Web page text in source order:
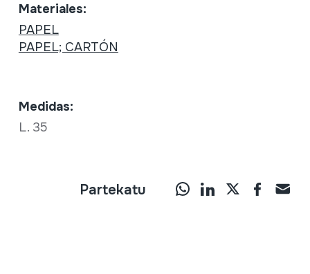
Materiales:
PAPEL
PAPEL; CARTÓN
Medidas:
L. 35
Partekatu